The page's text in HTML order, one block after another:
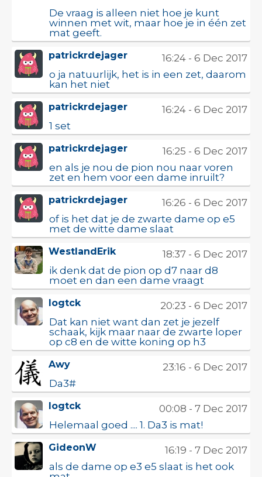
De vraag is alleen niet hoe je kunt
winnen met wit, maar hoe je in één zet
mat geeft.
patrickrdejager
16:24 - 6 Dec 2017
o ja natuurlijk, het is in een zet, daarom
kan het niet
patrickrdejager
16:24 - 6 Dec 2017
1 set
patrickrdejager
16:25 - 6 Dec 2017
en als je nou de pion nou naar voren
zet en hem voor een dame inruilt?
patrickrdejager
16:26 - 6 Dec 2017
of is het dat je de zwarte dame op e5
met de witte dame slaat
WestlandErik
18:37 - 6 Dec 2017
ik denk dat de pion op d7 naar d8
moet en dan een dame vraagt
logtck
20:23 - 6 Dec 2017
Dat kan niet want dan zet je jezelf
schaak, kijk maar naar de zwarte loper
op c8 en de witte koning op h3
Awy
23:16 - 6 Dec 2017
Da3#
logtck
00:08 - 7 Dec 2017
Helemaal goed .... 1. Da3 is mat!
GideonW
16:19 - 7 Dec 2017
als de dame op e3 e5 slaat is het ook